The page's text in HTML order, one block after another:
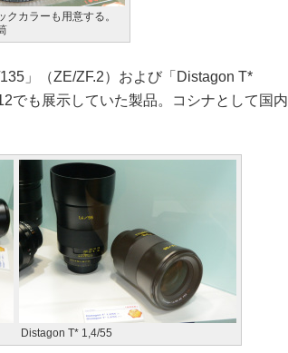
クカラーも用意する。
」（ZE/ZF.2）および「Distagon T*
でも展示していた製品。コシナとして国内
Distagon T* 1,4/55